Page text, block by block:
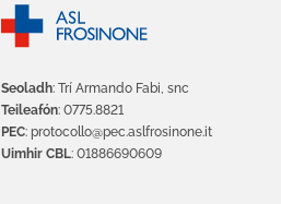
Seoladh: Trí Armando Fabi, snc
Teileafón: 0775.8821
PEC: protocollo@pec.aslfrosinone.it
Uimhir CBL: 01886690609